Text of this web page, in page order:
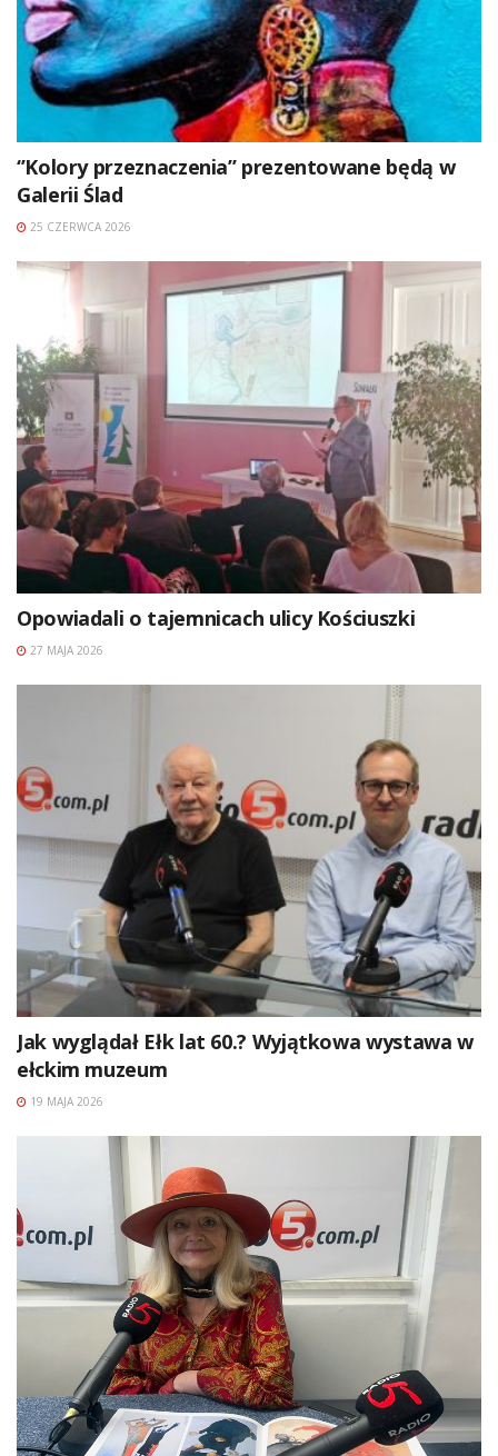
‘’Kolory przeznaczenia’’ prezentowane będą w
Galerii Ślad
25 CZERWCA 2026
Opowiadali o tajemnicach ulicy Kościuszki
27 MAJA 2026
Jak wyglądał Ełk lat 60.? Wyjątkowa wystawa w
ełckim muzeum
19 MAJA 2026